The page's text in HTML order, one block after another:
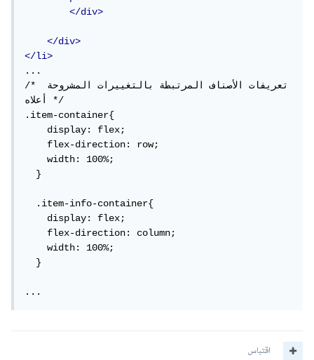
</div>
</div>
</li>
...
/* تعريفات الأصناف المرتبطة بالتغييرات المشروحة
أعلاه */
.item-container{
    display: flex;
    flex-direction: row;
    width: 100%;
  }
  .item-info-container{
    display: flex;
    flex-direction: column;
    width: 100%;
  }
...
اقتباس